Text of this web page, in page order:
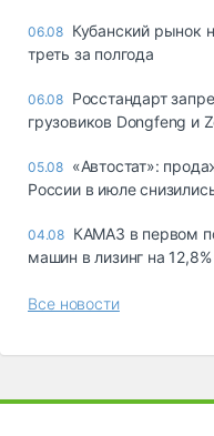
06.08 Кубанский рынок
треть за полгода
06.08 Росстандарт
грузовиков Dongfeng и
05.08 «Автостат»:
России в июле
04.08 КАМАЗ в первом
машин в лизинг на 12,8%
Все новости